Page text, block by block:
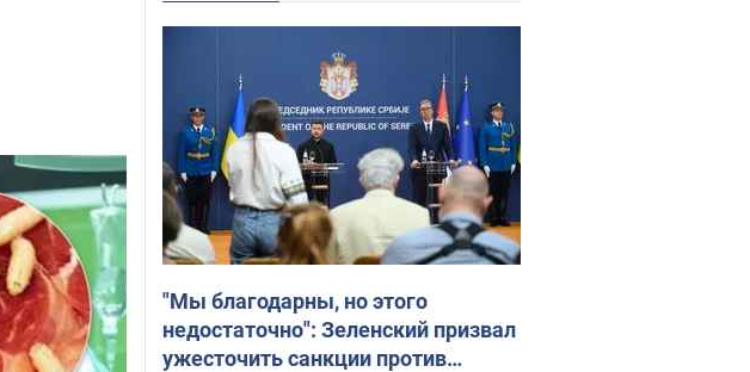
"Мы благодарны, но этого
недостаточно": Зеленский призвал
ужесточить санкции против